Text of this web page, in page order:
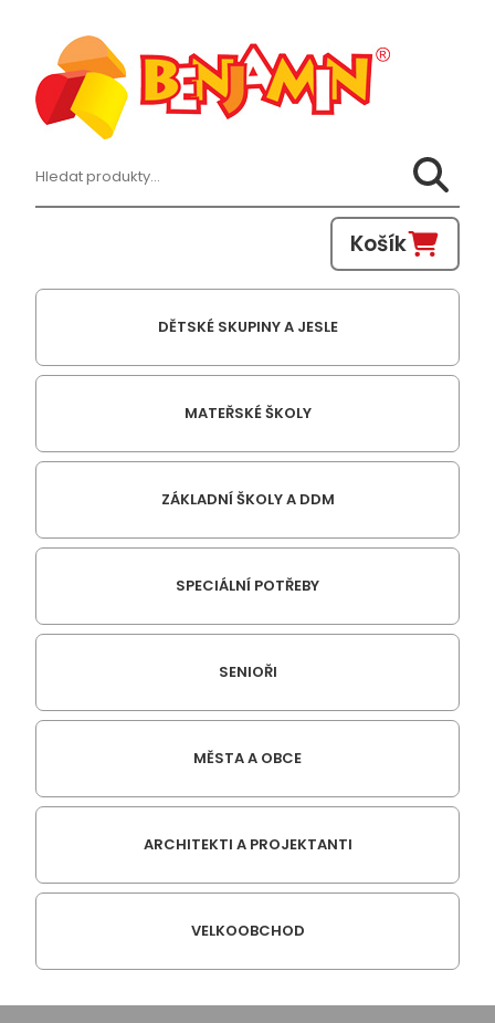
Hledat:
Košík
DĚTSKÉ SKUPINY A JESLE
MATEŘSKÉ ŠKOLY
ZÁKLADNÍ ŠKOLY A DDM
SPECIÁLNÍ POTŘEBY
SENIOŘI
MĚSTA A OBCE
ARCHITEKTI A PROJEKTANTI
VELKOOBCHOD